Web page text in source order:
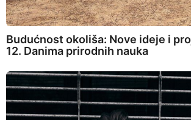
Budućnost okoliša: Nove ideje i
12. Danima prirodnih nauka